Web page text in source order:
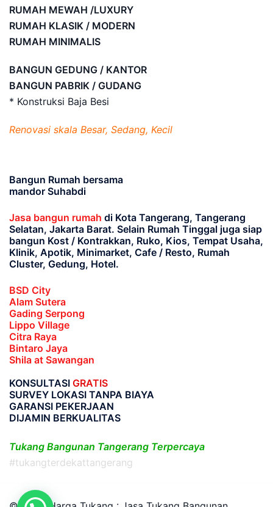
RUMAH MEWAH /LUXURY
RUMAH KLASIK / MODERN
RUMAH MINIMALIS
BANGUN GEDUNG / KANTOR
BANGUN PABRIK / GUDANG
* Konstruksi Baja Besi
Renovasi skala Besar, Sedang, Kecil
Bangun Rumah bersama
mandor Suhabdi
Jasa bangun rumah di Kota Tangerang, Tangerang
Selatan, Jakarta Barat. Selain Rumah Tinggal juga siap
bangun Kost / Kontrakkan, Ruko, Kios, Tempat Usaha,
Klinik, Apotik, Minimarket, Cafe / Resto, Rumah
Cluster, Gedung, Hotel.
BSD City
Alam Sutera
Gading Serpong
Lippo Village
Citra Raya
Bintaro Jaya
Shila at Sawangan
KONSULTASI GRATIS
SURVEY LOKASI TANPA BIAYA
GARANSI PEKERJAAN
DIJAMIN BERKUALITAS
Tukang Bangunan Tangerang Terpercaya
#tukangterdekattangerang